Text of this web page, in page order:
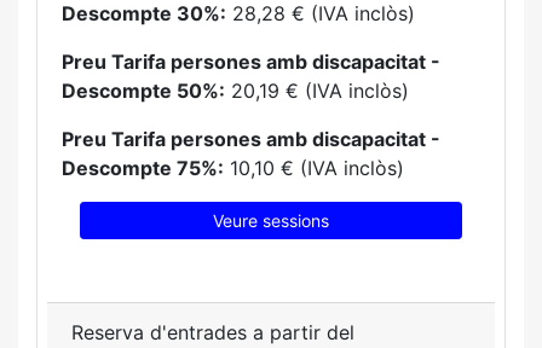
Descompte 30%: 28,28 € (IVA inclòs)
Preu Tarifa persones amb discapacitat -
Descompte 50%: 20,19 € (IVA inclòs)
Preu Tarifa persones amb discapacitat -
Descompte 75%: 10,10 € (IVA inclòs)
Veure sessions
Reserva d'entrades a partir del